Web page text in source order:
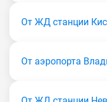
От ЖД станции
От аэропорта